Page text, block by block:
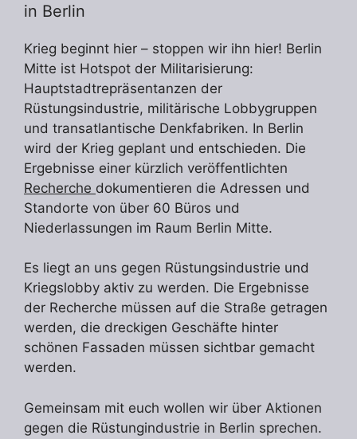
in Berlin
Krieg beginnt hier – stoppen wir ihn hier! Berlin
Mitte ist Hotspot der Militarisierung:
Hauptstadtrepräsentanzen der
Rüstungsindustrie, militärische Lobbygruppen
und transatlantische Denkfabriken. In Berlin
wird der Krieg geplant und entschieden. Die
Ergebnisse einer kürzlich veröffentlichten
Recherche dokumentieren die Adressen und
Standorte von über 60 Büros und
Niederlassungen im Raum Berlin Mitte.
Es liegt an uns gegen Rüstungsindustrie und
Kriegslobby aktiv zu werden. Die Ergebnisse
der Recherche müssen auf die Straße getragen
werden, die dreckigen Geschäfte hinter
schönen Fassaden müssen sichtbar gemacht
werden.
Gemeinsam mit euch wollen wir über Aktionen
gegen die Rüstungindustrie in Berlin sprechen.